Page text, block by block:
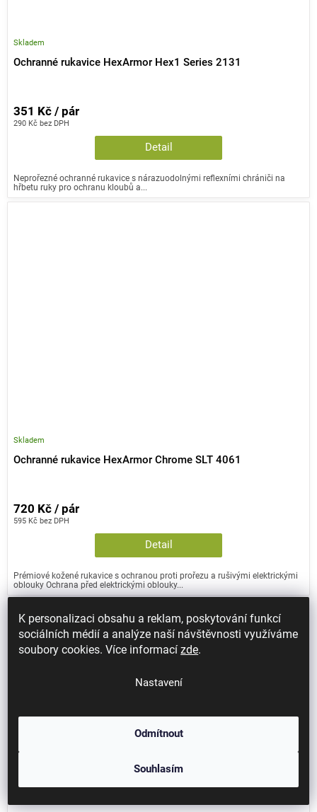
K personalizaci obsahu a reklam, poskytování funkcí
sociálních médií a analýze naší návštěvnosti využíváme
soubory cookies. Více informacízde.
Nastavení
Odmítnout
Souhlasím
Ochranné rukavice HexArmor Hex1 Series 2131
Skladem
290 Kč bez DPH
351 Kč / pár
Detail
Neprořezné ochranné rukavice s nárazuodolnými reflexními chrániči na
hřbetu ruky pro ochranu kloubů a...
Ochranné rukavice HexArmor Chrome SLT 4061
Skladem
595 Kč bez DPH
720 Kč / pár
Detail
Prémiové kožené rukavice s ochranou proti prořezu a rušivými elektrickými
oblouky Ochrana před elektrickými oblouky...